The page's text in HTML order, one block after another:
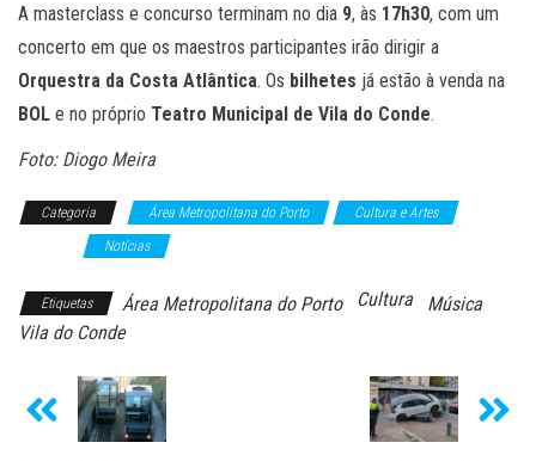
A masterclass e concurso terminam no dia 9, às 17h30, com um
concerto em que os maestros participantes irão dirigir a
Orquestra da Costa Atlântica. Os bilhetes já estão à venda na
BOL e no próprio Teatro Municipal de Vila do Conde.
Foto: Diogo Meira
Categoria Área Metropolitana do Porto
Cultura e Artes
Notícias
Etiquetas Área Metropolitana do Porto Cultura
Música
Vila do Conde